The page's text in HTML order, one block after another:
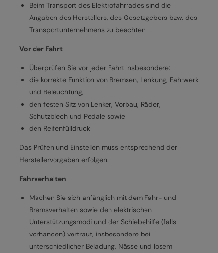
Beim Transport des Elektrofahrrades sind die
Angaben des Herstellers, des Gesetzgebers bzw. des
Transportunternehmens zu beachten
Vor der Fahrt
Überprüfen Sie vor jeder Fahrt insbesondere:
die korrekte Funktion von Bremsen, Lenkung, Fahrwerk
und Beleuchtung,
den festen Sitz von Lenker, Vorbau, Räder,
Schutzblech und Pedale sowie
den Reifenfülldruck
Das Prüfen und Einstellen muss entsprechend der
Herstellervorgaben erfolgen.
Fahrverhalten
Machen Sie sich anfänglich mit dem Fahr- und
Bremsverhalten sowie den elektrischen
Unterstützungsmodi und der Schiebehilfe (falls
vorhanden) vertraut, insbesondere bei
unterschiedlicher Beladung, Nässe und losem